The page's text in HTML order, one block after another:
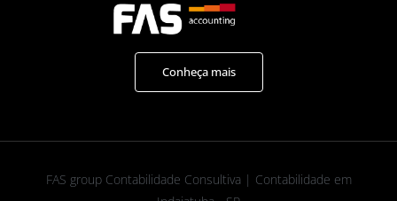
Conheça mais
FAS group Contabilidade Consultiva | Contabilidade em